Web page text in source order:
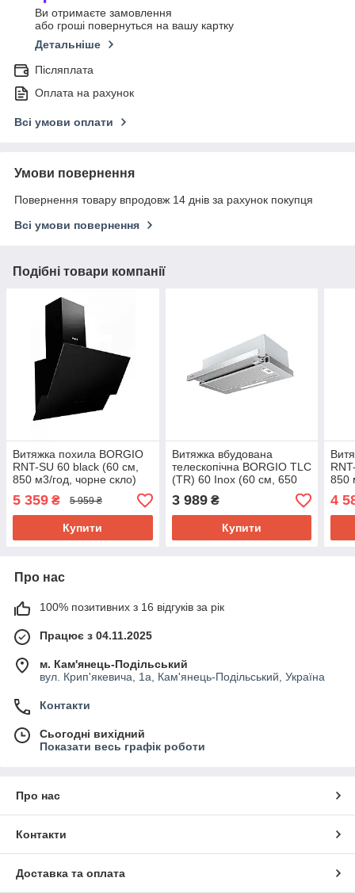
Ви отримаєте замовлення
або гроші повернуться на вашу картку
Детальніше
Післяплата
Оплата на рахунок
Всі умови оплати
Умови повернення
Повернення товару впродовж 14 днів за рахунок покупця
Всі умови повернення
Подібні товари компанії
Витяжка похила BORGIO
RNT-SU 60 black (60 см,
850 м3/год, чорне скло)
5 359 ₴ 5 959 ₴
Купити
Витяжка вбудована
телескопічна BORGIO TLC
(TR) 60 Inox (60 см, 650
м3/год, нержавіюча сталь)
3 989₴
Купити
850
4
Про нас
100% позитивних з 16 відгуків за рік
Працює з 04.11.2025
м. Кам'янець-Подільський
вул. Крип'якевича, 1а, Кам'янець-Подільський, Україна
Контакти
Сьогодні вихідний
Показати весь графік роботи
Про нас
Контакти
Доставка та оплата